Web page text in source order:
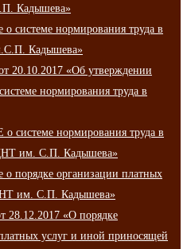
Кадышева»
системе нормирования труда в
Кадышева»
20.10.2017 «Об утверждении
нормирования труда в
нормирования труда в
им. С.П. Кадышева»
порядке организации платных
им. С.П. Кадышева»
28.12.2017 «О порядке
услуг и иной приносящей